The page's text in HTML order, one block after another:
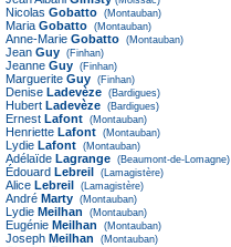
Nicolas Gobatto (Montauban)
Maria Gobatto (Montauban)
Anne-Marie Gobatto (Montauban)
Jean Guy (Finhan)
Jeanne Guy (Finhan)
Marguerite Guy (Finhan)
Denise Ladevèze (Bardigues)
Hubert Ladevèze (Bardigues)
Ernest Lafont (Montauban)
Henriette Lafont (Montauban)
Lydie Lafont (Montauban)
Adélaïde Lagrange (Beaumont-de-Lomagne)
Édouard Lebreil (Lamagistère)
Alice Lebreil (Lamagistère)
André Marty (Montauban)
Lydie Meilhan (Montauban)
Eugénie Meilhan (Montauban)
Joseph Meilhan (Montauban)